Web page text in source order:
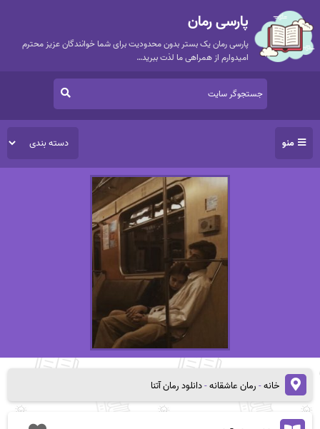
پارسی رمان
پارسی رمان یک بستر بدون محدودیت برای شما خوانندگان عزیز محترم
امیدوارم از همراهی ما لذت ببرید…
منو
خانه-رمان عاشقانه-دانلود رمان آتنا